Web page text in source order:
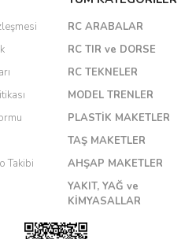
Takibi
RC ARABALAR
RC TIR ve DORSE
RC TEKNELER
MODEL TRENLER
PLASTİK MAKETLER
TAŞ MAKETLER
AHŞAP MAKETLER
YAKIT, YAĞ ve
KİMYASALLAR